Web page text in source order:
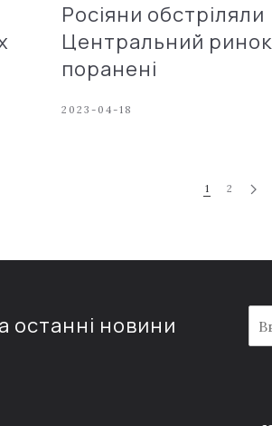
Росіяни обстріляли
Центральний ринок
поранені
2023-04-18
1 2
останні новини
m
a